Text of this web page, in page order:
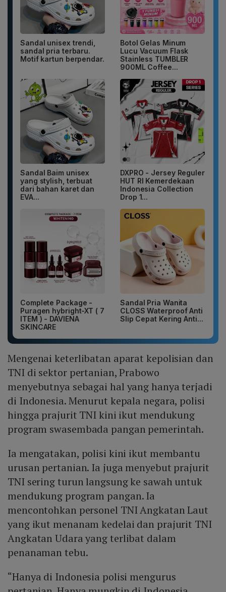
Sandal unisex trendi,
sandal pria terbaru.
Motif kartun berpendar.
Botol Gelas Minum
Lucu Vacuum Flask
Stainless TUMBLER
900ML Coffee...
Sandal Baim unisex
yang stylish, terbuat
dari bahan karet dan
EVA...
DXPRO - Jersey Reguler
HUT RI Kemerdekaan
Indonesia Collection
Drop 1...
Complete Package -
Puragen hybright-XT ( 7
ITEM ) - DAVIENA
SKINCARE
Sandal Pria Wanita
CLOSS Waterproof Anti
Slip Cepat Kering Anti...
Mengenai keterlibatan aparat kepolisian dan
TNI di sektor pertanian, Prabowo
menyebutnya sebagai hal yang hanya terjadi
di Indonesia. Menurut kepala negara, polisi
hingga prajurit TNI kini ikut mendukung
program swasembada pangan pemerintah.
Ia mengatakan, polisi kini ikut membantu
urusan pertanian. Ia juga menyebut prajurit
TNI sering turun langsung ke sawah untuk
mendukung program pangan. Ia
mencontohkan personel TNI Angkatan Laut
yang ikut menanam kedelai dan prajurit TNI
Angkatan Udara yang terlibat dalam
penanaman tebu.
“Hanya di Indonesia polisi mengurus